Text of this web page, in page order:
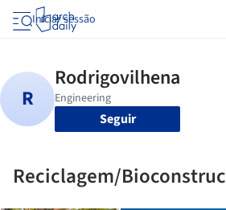
Iniciar sessão
Seguir
Reciclagem/Bioconstruc